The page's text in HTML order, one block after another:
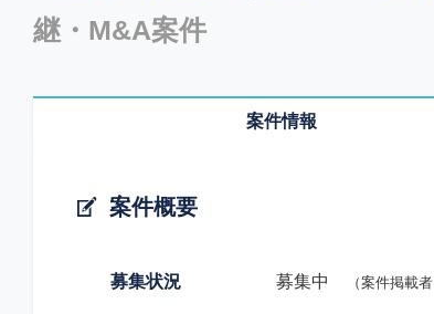
継・M&A案件
案件情報
案件概要
募集状況 募集中 （案件掲載